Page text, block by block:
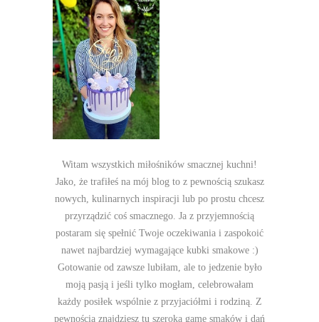
Witam wszystkich miłośników smacznej kuchni!
Jako, że trafiłeś na mój blog to z pewnością szukasz
nowych, kulinarnych inspiracji lub po prostu chcesz
przyrządzić coś smacznego. Ja z przyjemnością
postaram się spełnić Twoje oczekiwania i zaspokoić
nawet najbardziej wymagające kubki smakowe :)
Gotowanie od zawsze lubiłam, ale to jedzenie było
moją pasją i jeśli tylko mogłam, celebrowałam
każdy posiłek wspólnie z przyjaciółmi i rodziną. Z
pewnością znajdziesz tu szeroką gamę smaków i dań